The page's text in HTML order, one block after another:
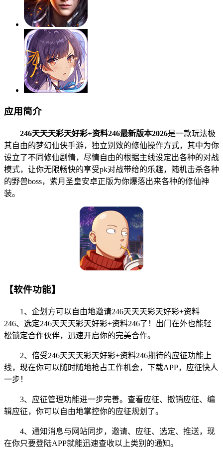
应用简介
246天天天彩天好彩+资料246最新版本2026是一款玩法极
其自由的梦幻仙侠手游，独立别致的修仙操作方式，其中为你
设立了不同修仙剧情，尽情自由的根据主线设定出各种的对战
模式，让你无限畅快的享受pk对战带给的乐趣，随机击杀各种
的野兽boss，紫月圣皇安卓正版为你爆落出来各种的修仙神
装。
【软件功能】
1、企划方可以自由地邀请246天天天彩天好彩+资料
246、选定246天天天彩天好彩+资料246了！出门在外也能轻
松锁定合作伙伴，迅速开启你的完美合作。
2、倍受246天天天彩天好彩+资料246期待的应征功能上
线，现在你可以随时随地抢占工作机会，下载APP，应征快人
一步！
3、应征管理功能进一步完善。查看应征、撤销应征、编
辑应征，你可以自由地掌控你的应征规划了。
4、通知消息与网站同步，邀请、应征、选定、推送，现
在你只要登陆APP就能迅速查收以上类别的通知。